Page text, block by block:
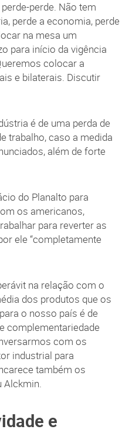
perde. Não tem
perde a economia, perde
na mesa um
para início da vigência
colocar a
e bilaterais. Discutir
é de uma perda de
trabalho, caso a medida
além de forte
do Planalto para
os americanos,
para reverter as
ele “completamente
na relação com o
dos produtos que os
o nosso país é de
complementariedade
com os
industrial para
também os
Alckmin.
e